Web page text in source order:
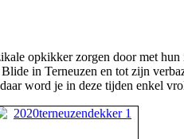
opkikker zorgen door met
in Terneuzen en tot zijn
word je in deze tijden enkel